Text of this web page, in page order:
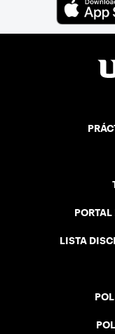
LISTA